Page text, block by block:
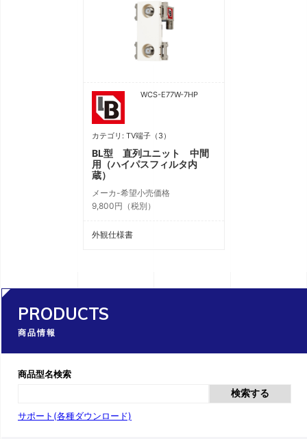
PRODUCTS
商品情報
商品型名検索
検索する
サポート(各種ダウンロード)
WCS-E77W-7HP
カテゴリ: TV端子（3）
BL型 直列ユニット 中間
用（ハイパスフィルタ内
蔵）
メーカ-希望小売価格
9,800円（税別）
外観仕様書